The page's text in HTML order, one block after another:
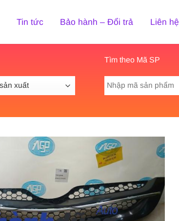
Tin tức Bảo hành – Đổi trả Liên hệ
Tìm theo Mã SP
Tìm